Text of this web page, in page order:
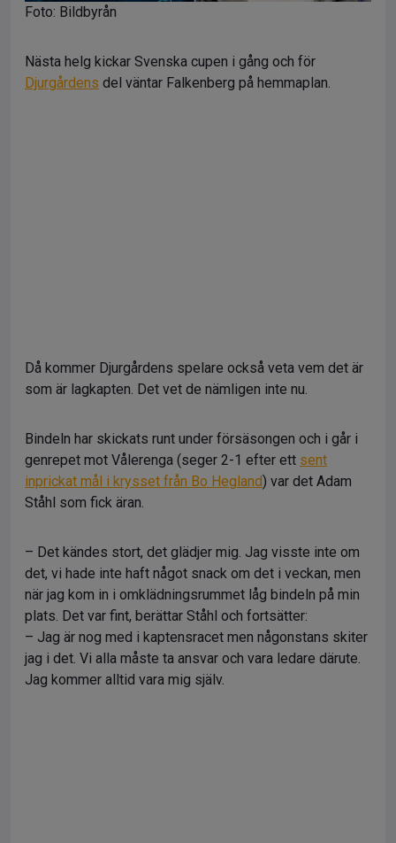
Foto: Bildbyrån
Nästa helg kickar Svenska cupen i gång och för
Djurgårdens del väntar Falkenberg på hemmaplan.
Då kommer Djurgårdens spelare också veta vem det är
som är lagkapten. Det vet de nämligen inte nu.
Bindeln har skickats runt under försäsongen och i går i
genrepet mot Vålerenga (seger 2-1 efter ett sent
inprickat mål i krysset från Bo Hegland) var det Adam
Ståhl som fick äran.
– Det kändes stort, det glädjer mig. Jag visste inte om
det, vi hade inte haft något snack om det i veckan, men
när jag kom in i omklädningsrummet låg bindeln på min
plats. Det var fint, berättar Ståhl och fortsätter:
– Jag är nog med i kaptensracet men någonstans skiter
jag i det. Vi alla måste ta ansvar och vara ledare därute.
Jag kommer alltid vara mig själv.